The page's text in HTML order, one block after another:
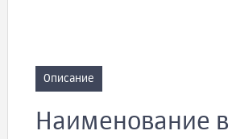
Описание
Наименование в